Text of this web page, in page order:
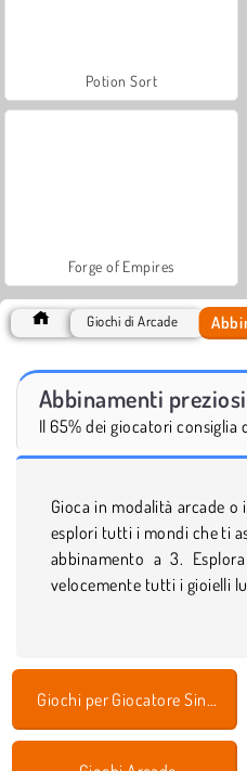
Potion Sort
Forge of Empires
Giochi di Arcade
Abbinamenti preziosi
Il 65% dei giocatori consiglia
Gioca in modalità arcade
esplori tutti i mondi che ti
abbinamento a 3.
velocemente tutti i gioielli
Giochi per Giocatore Singolo